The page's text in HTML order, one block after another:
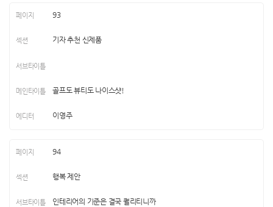
93
기자 추천 신제품
골프도 뷰티도 나이스샷!
이영주
94
행복 제안
인테리어의 기준은 결국 퀄리티니까